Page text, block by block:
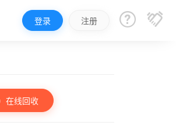
登录 注册  
在线回收